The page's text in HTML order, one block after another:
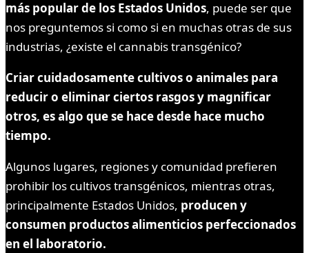
más popular de los Estados Unidos, puede ser que
nos preguntemos si como si en muchas otras de sus
industrias, ¿existe el cannabis transgénico?
Criar cuidadosamente cultivos o animales para
reducir o eliminar ciertos rasgos y magnificar
otros, es algo que se hace desde hace mucho
tiempo.
Algunos lugares, regiones y comunidad prefieren
prohibir los cultivos transgénicos, mientras otras,
principalmente Estados Unidos, producen y
consumen productos alimenticios perfeccionados
en el laboratorio.